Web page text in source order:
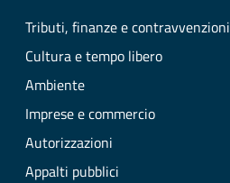
Tributi, finanze e contravvenzioni
Cultura e tempo libero
Ambiente
Imprese e commercio
Autorizzazioni
Appalti pubblici